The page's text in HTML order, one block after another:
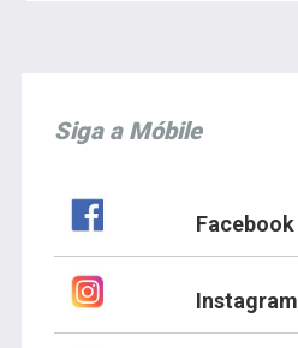
Siga a Móbile
Facebook
Instagram